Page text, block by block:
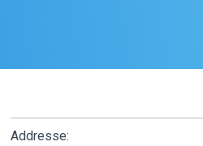
Addresse: